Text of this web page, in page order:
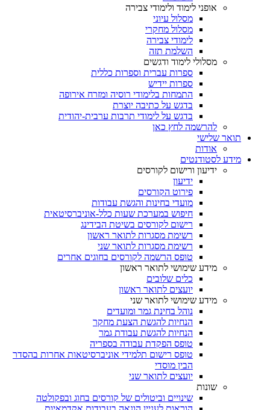
אופני לימוד ולימודי צבירה
מסלול עיוני
מסלול מחקרי
לימודי צבירה
השלמת תזה
מסלולי לימוד ודגשים
ספרות עברית וספרות כללית
ספרות יידיש
התמחות בלימודי רוסיה ומזרח אירופה
בדגש על כתיבה יוצרת
בדגש על לימודי תרבות ערבית-יהודית
להרשמה לחץ כאן
תואר שלישי
אודות
מידע לסטודנטים
ידיעון ורישום לקורסים
ידיעון
פירוט הקורסים
מועדי בחינות והגשת עבודות
חיפוש במערכת שעות כלל-אוניברסיטאית
רישום לקורסים בשיטת הבידינג
רשימת מסגרות לתואר ראשון
רשימת מסגרות לתואר שני
טופס הרשמה לקורסים בחוגים אחרים
מידע שימושי לתואר ראשון
כלים שלובים
יועצים לתואר ראשון
מידע שימושי לתואר שני
נוהל בחינת גמר ומועדים
הנחיות להגשת הצעת מחקר
הנחיות להגשת עבודת גמר
טופס הפקדת עבודה בספריה
טופס רישום תלמידי אוניברסיטאות אחרות בהסדר
הבין מוסדי
יועצים לתואר שני
שונות
שינויים וביטולים של קורסים בחוג ובפקולטה